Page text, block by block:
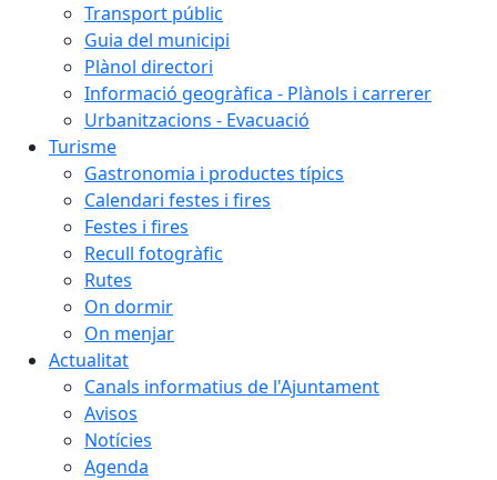
Transport públic
Guia del municipi
Plànol directori
Informació geogràfica - Plànols i carrerer
Urbanitzacions - Evacuació
Turisme
Gastronomia i productes típics
Calendari festes i fires
Festes i fires
Recull fotogràfic
Rutes
On dormir
On menjar
Actualitat
Canals informatius de l'Ajuntament
Avisos
Notícies
Agenda